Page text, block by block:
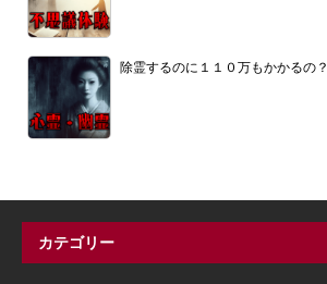
除霊するのに１１０万もかかるの？
カテゴリー